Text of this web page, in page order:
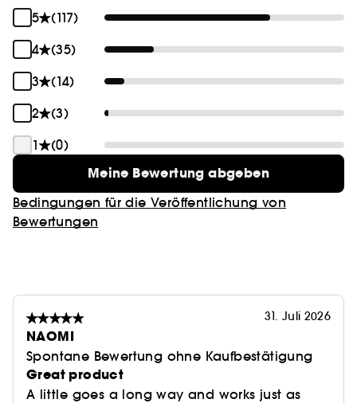
5
(117)
4
(35)
3
(14)
2
(3)
1
(0)
Meine Bewertung abgeben
Bedingungen für die Veröffentlichung von
Bewertungen
31. Juli 2026
NAOMI
Spontane Bewertung ohne Kaufbestätigung
Great product
A little goes a long way and works just as